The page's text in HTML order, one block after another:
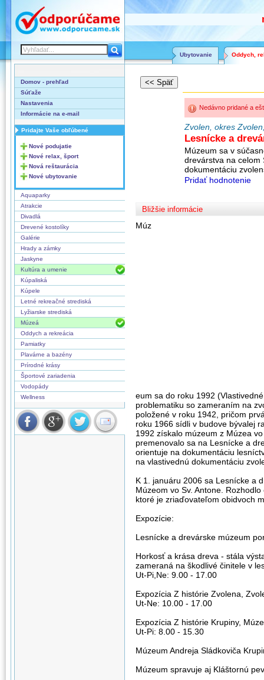
Oddych,
Ubytovanie
Domov - prehľad
Súťaže
Nastavenia
Informácie na e-mail
Pridajte Vaše obľúbené
Nové podujatie
Nové relax, šport
Nová reštaurácia
Nové ubytovanie
Aquaparky
Atrakcie
Divadlá
Drevené kostolíky
Galérie
Hrady a zámky
Jaskyne
Kultúra a umenie
Kúpaliská
Kúpele
Letné rekreačné strediská
Lyžiarske strediská
Múzeá
Oddych a rekreácia
Pamiatky
Plavárne a bazény
Prírodné krásy
Športové zariadenia
Vodopády
Wellness
Nedávno pridané a
Zvolen, okres
Lesnícke a
Múzeum sa v
drevárstva na celom
dokumentáciu
Pridať hodnotenie
Bližšie informácie
Múz
eum sa do roku 1992
problematiku so zameraním na
položené v roku 1942, pričom
roku 1966 sídli v budove bývalej
1992 získalo múzeum z Múzea
premenovalo sa na Lesnícke a
orientuje na dokumentáciu
na vlastivednú dokumentáciu
K 1. januáru 2006 sa Lesnícke a
Múzeom vo Sv. Antone.
ktoré je zriaďovateľom obidvoch
Expozície:
Lesnícke a drevárske múzeum
Horkosť a krása dreva - stála
zameraná na škodlivé činitele v
Ut-Pi,Ne: 9.00 - 17.00
Expozícia Z histórie Zvolena,
Ut-Ne: 10.00 - 17.00
Expozícia Z histórie Krupiny,
Ut-Pi: 8.00 - 15.30
Múzeum Andreja Sládkoviča
Múzeum spravuje aj Kláštornú